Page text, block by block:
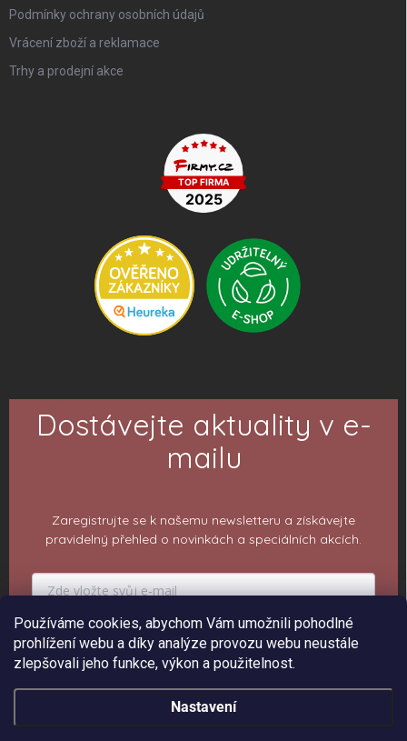
Používáme cookies, abychom Vám umožnili pohodlné
prohlížení webu a díky analýze provozu webu neustále
zlepšovali jeho funkce, výkon a použitelnost.
Nastavení
Podmínky ochrany osobních údajů
Vrácení zboží a reklamace
Trhy a prodejní akce
Dostávejte aktuality v e-
mailu
Zaregistrujte se k našemu newsletteru a získávejte
pravidelný přehled o novinkách a speciálních akcích.
PŘIHLÁSIT K ODBĚRU